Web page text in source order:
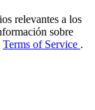
relevantes a los
sobre
Terms of Service .